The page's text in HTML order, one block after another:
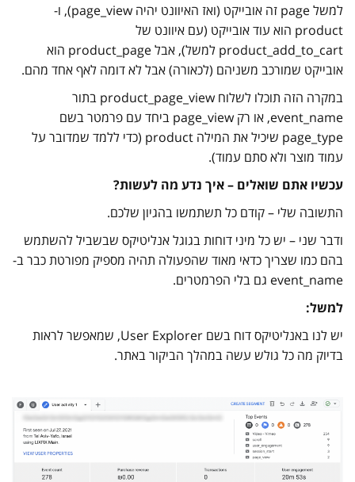
למשל page זה אובייקט (ואז האיוונט יהיה page_view), ו-
product הוא עוד אובייקט (עם איוונט של
product_add_to_cart למשל), אבל product_page הוא
אובייקט שמורכב משניהם (לכאורה) אבל לא דומה לאף אחד מהם.
במקרה הזה תוכלו לשלוח product_page_view בתור
event_name, או רק page_view ביחד עם פרמטר בשם
page_type שיכיל את המילה product (כדי ללמד שמדובר על
עמוד מוצר ולא סתם עמוד).
עכשיו אתם שואלים – איך נדע מה לעשות?
התשובה שלי – קודם כל תשתמשו בהגיון שלכם.
ודבר שני – יש כל מיני דוחות בגוגל אנליטיקס שבשביל להשתמש
בהם כמו שצריך כדאי מאוד שהפעולה תהיה מספיק מפורטת כבר ב-
event_name גם בלי הפרמטרים.
למשל:
יש לנו באנליטיקס דוח בשם User Explorer, שמאפשר לראות
בדיוק מה כל גולש עשה במהלך הביקור באתר.